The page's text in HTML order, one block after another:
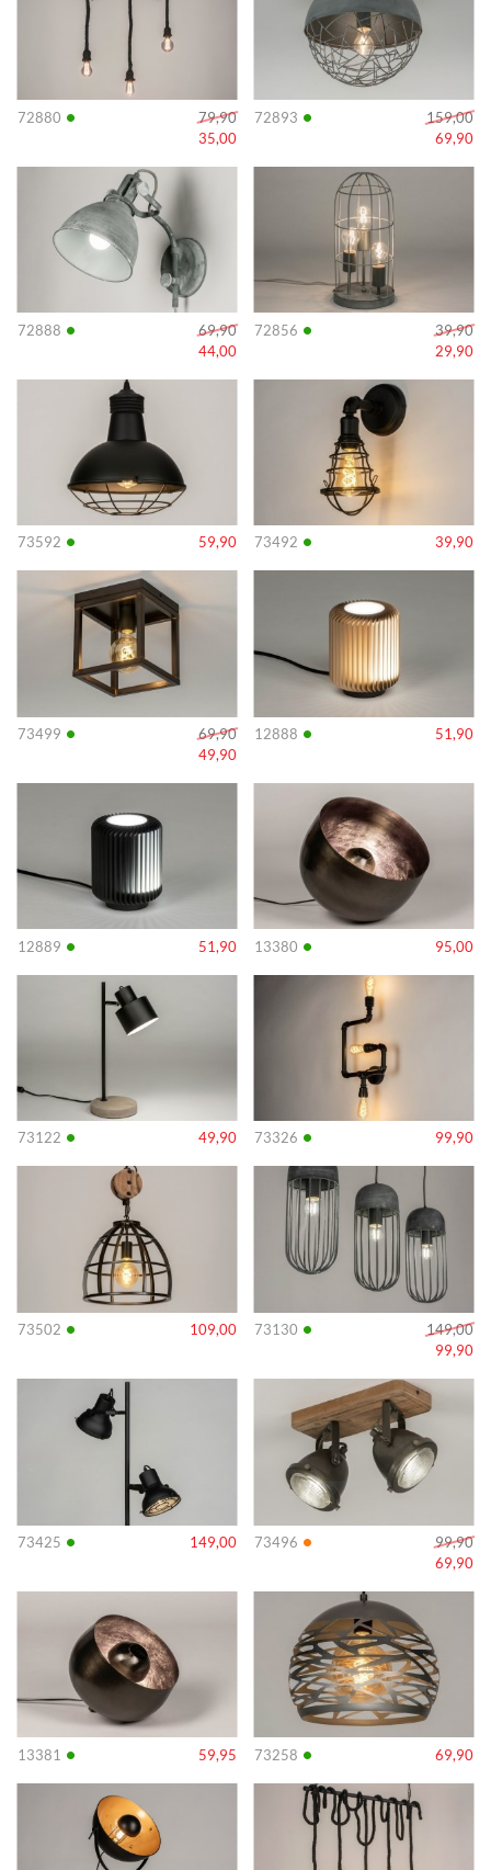
72880 •
79,90
35,00
72893 •
159,00
69,90
72888 •
69,90
44,00
Info
72856 •
39,90
29,90
Info
73592 • 59,90
Info
73492 • 39,90
Info
73499 •
69,90
49,90
Info
12888 • 51,90
Info
12889 • 51,90
Info
13380 • 95,00
Info
73122 • 49,90
Info
73326 • 99,90
Info
73502 • 109,00
Info
73130 •
149,00
99,90
Info
73425 • 149,00
Info
73496 •
99,90
69,90
Info
13381 • 59,95
Info
73258 • 69,90
Info
Info Info